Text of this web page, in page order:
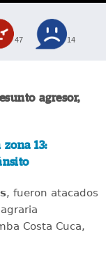
47 14
agresor,
13:
, fueron atacados
Costa Cuca,